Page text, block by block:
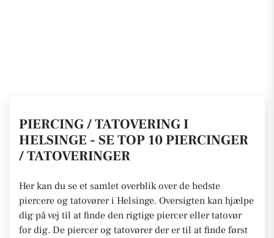
PIERCING / TATOVERING I
HELSINGE - SE TOP 10 PIERCINGER
/ TATOVERINGER
Her kan du se et samlet overblik over de bedste
piercere og tatovører i Helsinge. Oversigten kan hjælpe
dig på vej til at finde den rigtige piercer eller tatovør
for dig. De piercer og tatovører der er til at finde først